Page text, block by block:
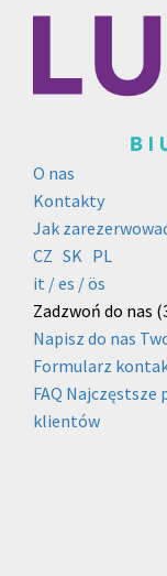
O nas
Kontakty
Jak
CZ SK PL
it /es / ös
Zadzwoń do nas
Napisz do nas
Formularz
FAQ Najczęstsze
klientów